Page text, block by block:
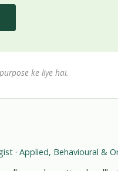
ke liye hai.
· Applied, Behavioural &